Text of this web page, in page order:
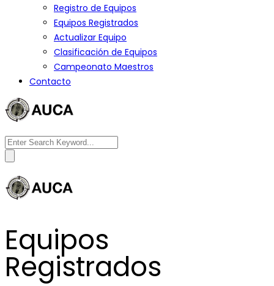
Registro de Equipos
Equipos Registrados
Actualizar Equipo
Clasificación de Equipos
Campeonato Maestros
Contacto
Search
Equipos
Registrados